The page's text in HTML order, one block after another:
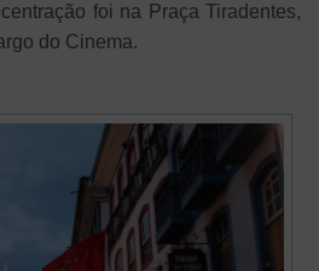
foi na Praça Tiradentes,
do Cinema.